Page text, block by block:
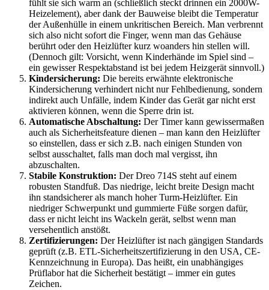
fühlt sie sich warm an (schließlich steckt drinnen ein 2000W-
Heizelement), aber dank der Bauweise bleibt die Temperatur
der Außenhülle in einem unkritischen Bereich. Man verbrennt
sich also nicht sofort die Finger, wenn man das Gehäuse
berührt oder den Heizlüfter kurz woanders hin stellen will.
(Dennoch gilt: Vorsicht, wenn Kinderhände im Spiel sind –
ein gewisser Respektabstand ist bei jedem Heizgerät sinnvoll.)
Kindersicherung: Die bereits erwähnte elektronische
Kindersicherung verhindert nicht nur Fehlbedienung, sondern
indirekt auch Unfälle, indem Kinder das Gerät gar nicht erst
aktivieren können, wenn die Sperre drin ist.
Automatische Abschaltung: Der Timer kann gewissermaßen
auch als Sicherheitsfeature dienen – man kann den Heizlüfter
so einstellen, dass er sich z.B. nach einigen Stunden von
selbst ausschaltet, falls man doch mal vergisst, ihn
abzuschalten.
Stabile Konstruktion: Der Dreo 714S steht auf einem
robusten Standfuß. Das niedrige, leicht breite Design macht
ihn standsicherer als manch hoher Turm-Heizlüfter. Ein
niedriger Schwerpunkt und gummierte Füße sorgen dafür,
dass er nicht leicht ins Wackeln gerät, selbst wenn man
versehentlich anstößt.
Zertifizierungen: Der Heizlüfter ist nach gängigen Standards
geprüft (z.B. ETL-Sicherheitszertifizierung in den USA, CE-
Kennzeichnung in Europa). Das heißt, ein unabhängiges
Prüflabor hat die Sicherheit bestätigt – immer ein gutes
Zeichen.